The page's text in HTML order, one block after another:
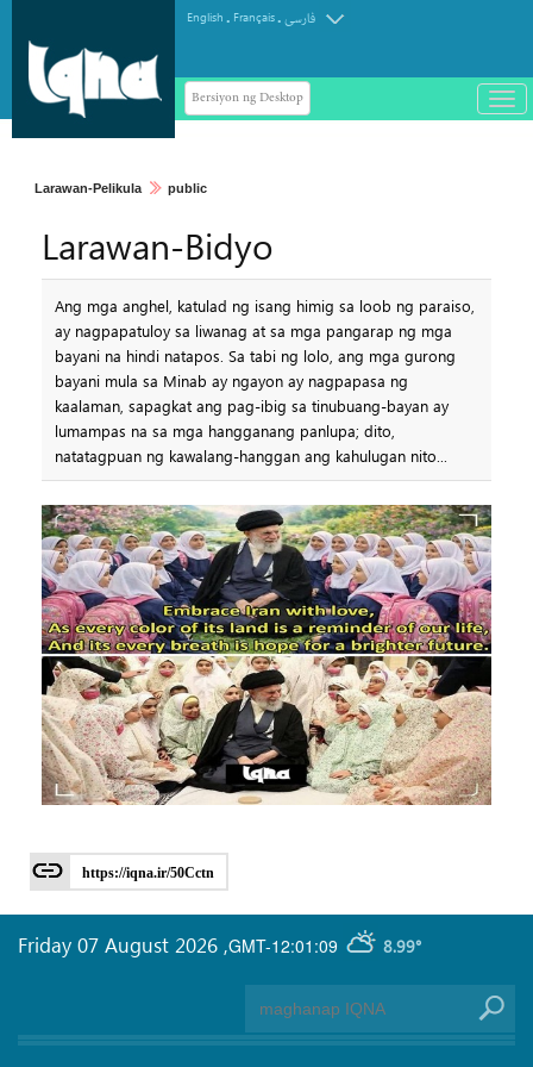
English . Français.فارسی
Bersiyon ng Desktop
باز
و
Larawan-Pelikula public
Larawan-Bidyo
Ang mga anghel, katulad ng isang himig sa loob ng paraiso,
ay nagpapatuloy sa liwanag at sa mga pangarap ng mga
bayani na hindi natapos. Sa tabi ng lolo, ang mga gurong
bayani mula sa Minab ay ngayon ay nagpapasa ng
kaalaman, sapagkat ang pag-ibig sa tinubuang-bayan ay
lumampas na sa mga hangganang panlupa; dito,
natatagpuan ng kawalang-hanggan ang kahulugan nito...
https://iqna.ir/50Cctn
GMT-12:01:09 8.99°
Friday 07 August 2026 ,